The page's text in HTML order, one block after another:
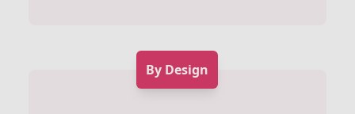
By Design